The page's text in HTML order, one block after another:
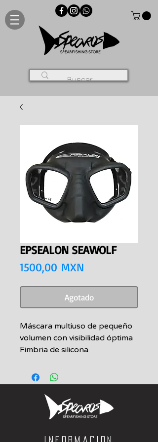
EPSEALON SEAWOLF
1500,00 MXN
Agotado
Máscara multiuso de pequeño
volumen con visibilidad óptima
Fimbria de silicona
confortable Flejado PP flexible
alojado Bucles fáciles de ajustar
Informacion